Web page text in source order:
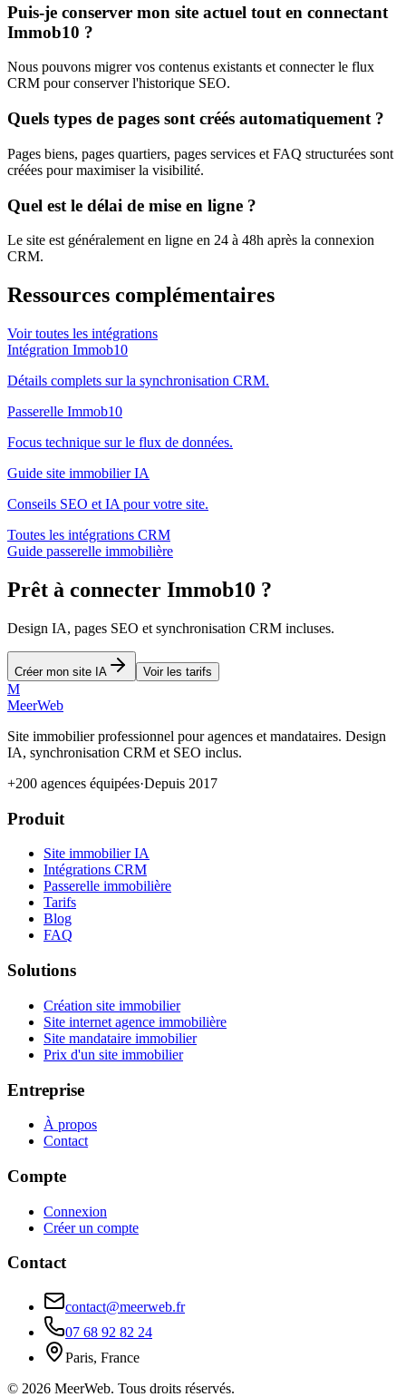
Puis-je conserver mon site actuel tout en connectant
Immob10 ?
Nous pouvons migrer vos contenus existants et connecter le flux
CRM pour conserver l'historique SEO.
Quels types de pages sont créés automatiquement ?
Pages biens, pages quartiers, pages services et FAQ structurées sont
créées pour maximiser la visibilité.
Quel est le délai de mise en ligne ?
Le site est généralement en ligne en 24 à 48h après la connexion
CRM.
Ressources complémentaires
Voir toutes les intégrations
Intégration Immob10
Détails complets sur la synchronisation CRM.
Passerelle Immob10
Focus technique sur le flux de données.
Guide site immobilier IA
Conseils SEO et IA pour votre site.
Toutes les intégrations CRM
Guide passerelle immobilière
Prêt à connecter Immob10 ?
Design IA, pages SEO et synchronisation CRM incluses.
Créer mon site IA Voir les tarifs
M
MeerWeb
Site immobilier professionnel pour agences et mandataires. Design
IA, synchronisation CRM et SEO inclus.
+200 agences équipées·Depuis 2017
Produit
Site immobilier IA
Intégrations CRM
Passerelle immobilière
Tarifs
Blog
FAQ
Solutions
Création site immobilier
Site internet agence immobilière
Site mandataire immobilier
Prix d'un site immobilier
Entreprise
À propos
Contact
Compte
Connexion
Créer un compte
Contact
contact@meerweb.fr
07 68 92 82 24
Paris, France
© 2026 MeerWeb. Tous droits réservés.